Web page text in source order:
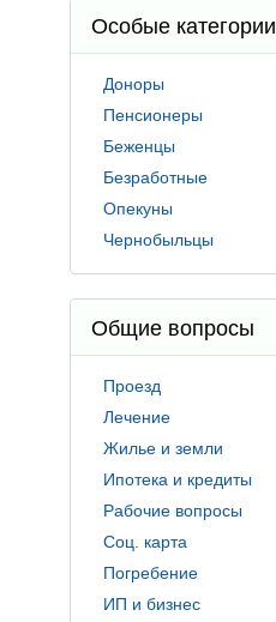
Особые категории
Доноры
Пенсионеры
Беженцы
Безработные
Опекуны
Чернобыльцы
Общие вопросы
Проезд
Лечение
Жилье и земли
Ипотека и кредиты
Рабочие вопросы
Соц. карта
Погребение
ИП и бизнес